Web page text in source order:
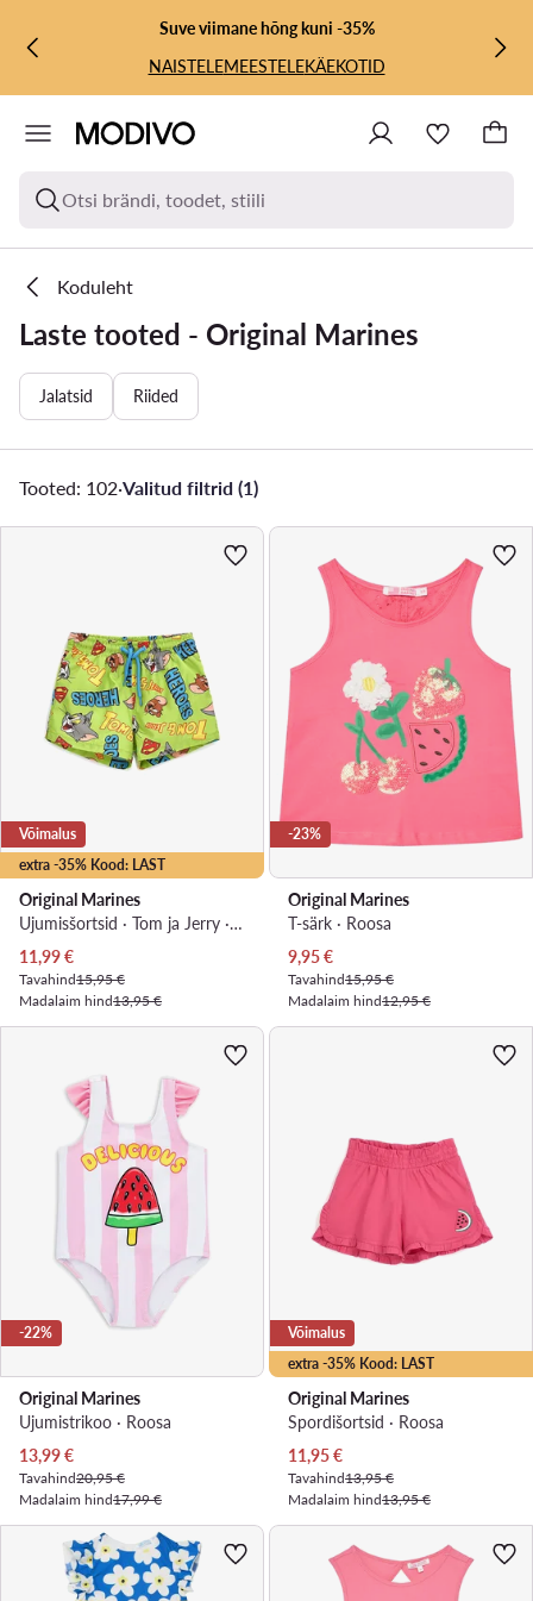
LIIGU PÕHISISU JUURDE
MINE OTSINGUSSESuve viimane hõng kuni -35%
NAISTELEMEESTELEKÄEKOTID
Otsi brändi, toodet, stiili
Koduleht
Laste tooted - Original Marines
Jalatsid Riided
Tooted: 102·Valitud filtrid (1)
extra -35% Kood: LAST
Võimalus
Original Marines
Ujumisšortsid · Tom ja Jerry · Roheline
Praegune hind
11,99€
Tavahind15,95 €
Madalaim hind13,95 €
-23%
Original Marines
T-särk · Roosa
Praegune hind
9,95€
Tavahind15,95 €
Madalaim hind12,95 €
-22%
Original Marines
Ujumistrikoo · Roosa
Praegune hind
13,99€
Tavahind20,95 €
Madalaim hind17,99 €
extra -35% Kood: LAST
Võimalus
Original Marines
Spordišortsid · Roosa
Praegune hind
11,95€
Tavahind13,95 €
Madalaim hind13,95 €